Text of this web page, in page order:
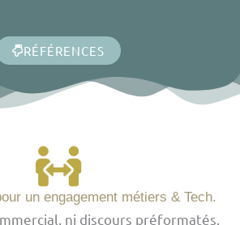
RÉFÉRENCES
un engagement métiers & Tech.
ni discours préformatés.